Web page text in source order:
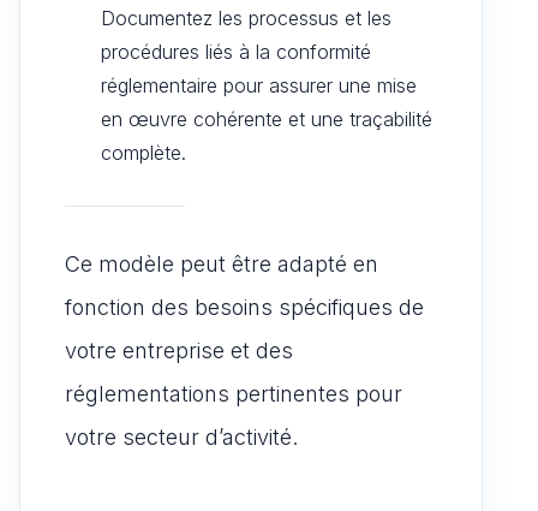
Documentez les processus et les
procédures liés à la conformité
réglementaire pour assurer une mise
en œuvre cohérente et une traçabilité
complète.
Ce modèle peut être adapté en
fonction des besoins spécifiques de
votre entreprise et des
réglementations pertinentes pour
votre secteur d’activité.